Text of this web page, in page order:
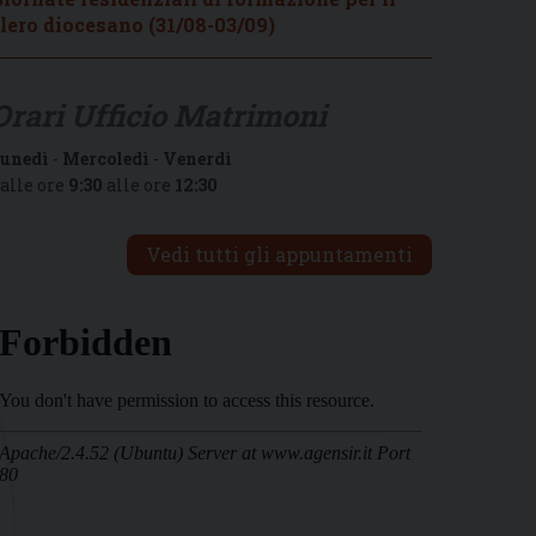
diocesano (31/08-03/09)
- Mercoledì - Venerdì
ore 9:30 alle ore 12:30
Vedi tutti gli appuntamenti